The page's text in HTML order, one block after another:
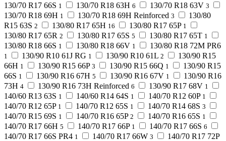
130/70 R17 66S 1 130/70 R18 63H 6 130/70 R18 63V 3
130/70 R18 69H 1 130/70 R18 69H Reinforced 3
130/80
R15 63S 2 130/80 R17 65H 16 130/80 R17 65P 1
130/80 R17 65R 2 130/80 R17 65S 5 130/80 R17 65T 1
130/80 R18 66S 1 130/80 R18 66V 1 130/80 R18 72M PR6
1 130/90 R10 61J RG 1 130/90 R10 61L 2
130/90 R15
66H 1 130/90 R15 66P 3 130/90 R15 66Q 1
130/90 R15
66S 1 130/90 R16 67H 5 130/90 R16 67V 1
130/90 R16
73H 4 130/90 R16 73H Reinforced 6 130/90 R17 68V 1
140/60 R13 63S 1 140/60 R14 64S 1 140/70 R12 60P 1
140/70 R12 65P 1 140/70 R12 65S 1 140/70 R14 68S 3
140/70 R15 69S 1 140/70 R16 65P 2 140/70 R16 65S 1
140/70 R17 66H 5 140/70 R17 66P 1 140/70 R17 66S 6
140/70 R17 66S PR4 1 140/70 R17 66W 3 140/70 R17 72P